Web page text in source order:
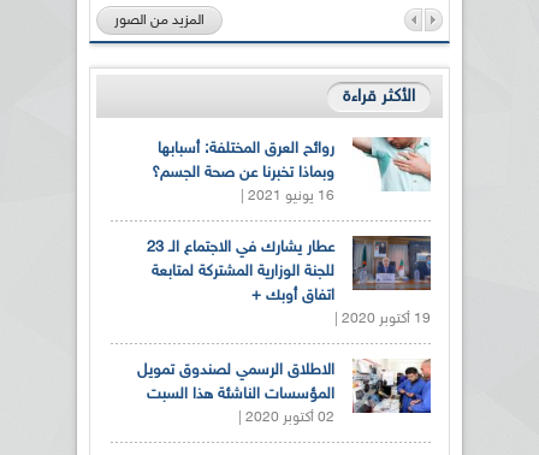
المزيد من الصور
الأكثر قراءة
روائح العرق المختلفة: أسبابها
وبماذا تخبرنا عن صحة الجسم؟
16 يونيو 2021 |
عطار يشارك في الاجتماع الـ 23
للجنة الوزارية المشتركة لمتابعة
اتفاق أوبك +
19 أكتوبر 2020 |
الاطلاق الرسمي لصندوق تمويل
المؤسسات الناشئة هذا السبت
02 أكتوبر 2020 |